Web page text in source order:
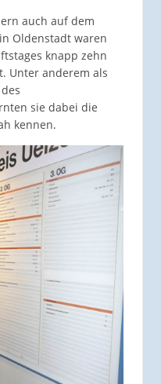
auch auf dem
Oldenstadt waren
knapp zehn
Unter anderem als
sie dabei die
kennen.